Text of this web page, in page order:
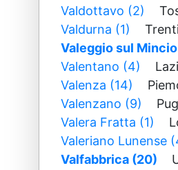
Valdottavo (2)
Valdurna (1)
Valeggio sul
Valentano (4)
Valenza (14)
Valenzano (9)
Valera Fratta (1)
Valeriano Lunense
Valfabbrica (20)